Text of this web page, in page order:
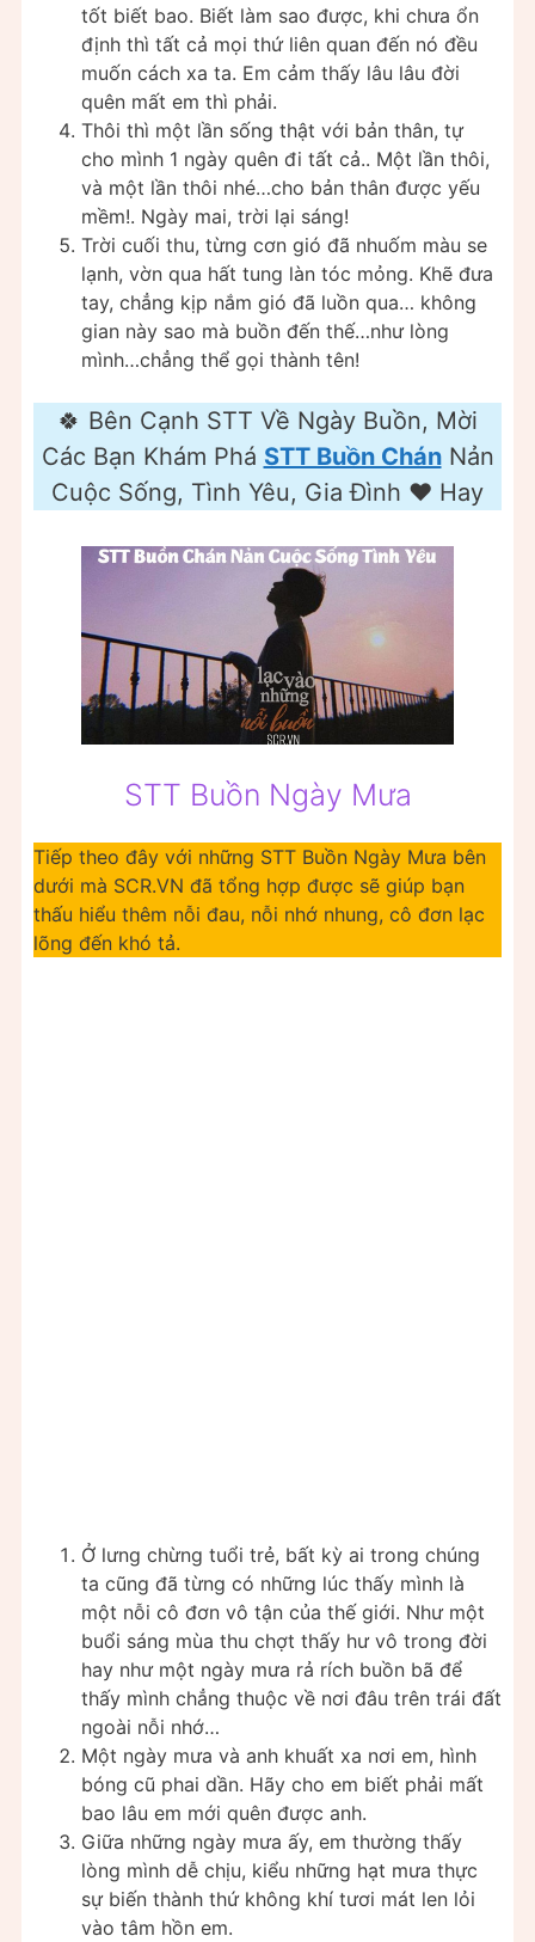
tốt biết bao. Biết làm sao được, khi chưa ổn
định thì tất cả mọi thứ liên quan đến nó đều
muốn cách xa ta. Em cảm thấy lâu lâu đời
quên mất em thì phải.
Thôi thì một lần sống thật với bản thân, tự
cho mình 1 ngày quên đi tất cả.. Một lần thôi,
và một lần thôi nhé…cho bản thân được yếu
mềm!. Ngày mai, trời lại sáng!
Trời cuối thu, từng cơn gió đã nhuốm màu se
lạnh, vờn qua hất tung làn tóc mỏng. Khẽ đưa
tay, chẳng kịp nắm gió đã luồn qua… không
gian này sao mà buồn đến thế…như lòng
mình…chẳng thể gọi thành tên!
🍀 Bên Cạnh STT Về Ngày Buồn, Mời
Các Bạn Khám Phá STT Buồn ChánNản
Cuộc Sống, Tình Yêu, Gia Đình ❤️ Hay
STT Buồn Ngày Mưa
Tiếp theo đây với những STT Buồn Ngày Mưa bên
dưới mà SCR.VN đã tổng hợp được sẽ giúp bạn
thấu hiểu thêm nỗi đau, nỗi nhớ nhung, cô đơn lạc
lõng đến khó tả.
Ở lưng chừng tuổi trẻ, bất kỳ ai trong chúng
ta cũng đã từng có những lúc thấy mình là
một nỗi cô đơn vô tận của thế giới. Như một
buổi sáng mùa thu chợt thấy hư vô trong đời
hay như một ngày mưa rả rích buồn bã để
thấy mình chẳng thuộc về nơi đâu trên trái đất
ngoài nỗi nhớ…
Một ngày mưa và anh khuất xa nơi em, hình
bóng cũ phai dần. Hãy cho em biết phải mất
bao lâu em mới quên được anh.
Giữa những ngày mưa ấy, em thường thấy
lòng mình dễ chịu, kiểu những hạt mưa thực
sự biến thành thứ không khí tươi mát len lỏi
vào tâm hồn em.